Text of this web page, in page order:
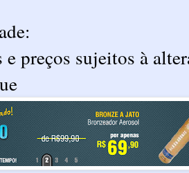
e preços sujeitos à